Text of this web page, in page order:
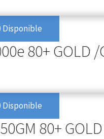
Disponible
80+ GOLD
Disponible
80+